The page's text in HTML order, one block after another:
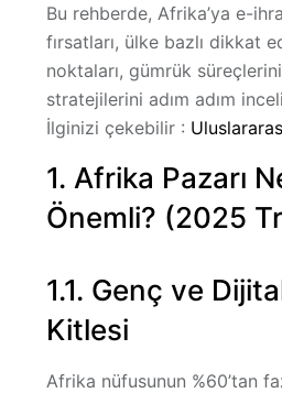
Bu rehberde, Afrika’ya e-
fırsatları, ülke bazlı dikkat
noktaları, gümrük
stratejilerini adım adım
İlginizi çekebilir :
1. Afrika Pazarı
Önemli? (2025
1.1. Genç ve
Kitlesi
Afrika nüfusunun %60’tan